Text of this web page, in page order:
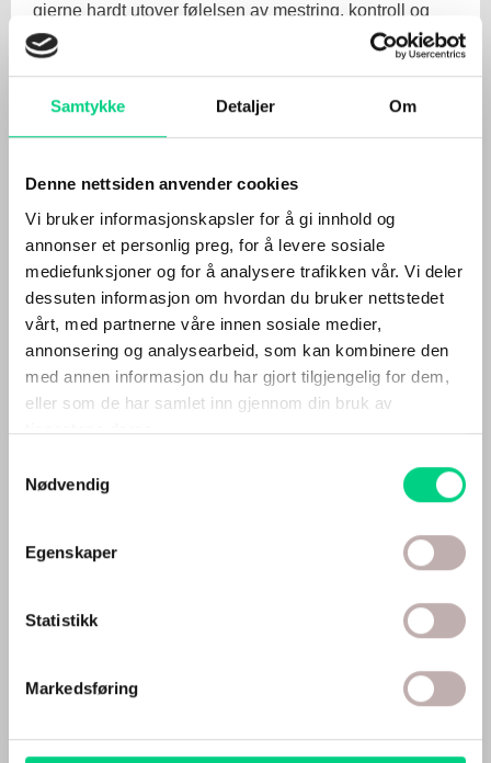
Samtykke Detaljer Om
Denne nettsiden anvender cookies
Vi bruker informasjonskapsler for å gi innhold og
annonser et personlig preg, for å levere sosiale
mediefunksjoner og for å analysere trafikken vår. Vi deler
dessuten informasjon om hvordan du bruker nettstedet
vårt, med partnerne våre innen sosiale medier,
annonsering og analysearbeid, som kan kombinere den
med annen informasjon du har gjort tilgjengelig for dem,
eller som de har samlet inn gjennom din bruk av
tjenestene deres.
Nødvendig
Egenskaper
Statistikk
Markedsføring
gjerne hardt utover følelsen av mestring, kontroll og
egenverdi. Livet kjennes
Helseråd basert på østlig medisin, moderne kunnskap
Søvn
Stress